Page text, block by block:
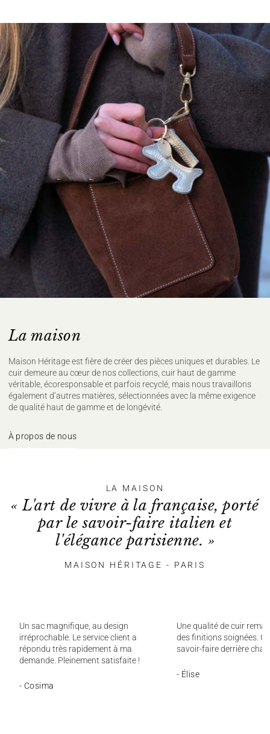
Maison Héritage s'engage…
Nos pièces sont certifiées:
OEKO-TEX, premier label textile garantissant l'absence de substance
nocive ou irritante pour la peau.
GOTS, garantissant:
Un textile biologique réunissant des modes de confection durables
Le respect de l'environnement et des conditions de travail
La préservation des ressources et matières premières pour produire
les textiles
L'intervention d'organismes dédiés contrôlant le bon respect des
règles du label
, garantissant:
La protection des animaux, la préservation de l’environnement et la
nature et l’amélioration des conditions de travail des personnes qui
travaillent avec les troupeaux.
100% CASHMERE
Lavage à la main à froid
Ne pas javelliser
Ne pas sécher en tambour
Repassage à température faible, max
Pour plus de conseils d'entretien rendez vous
La maison
Maison Héritage est fière de créer des pièces uniques et durables. Le
cuir demeure au cœur de nos collections, cuir haut de gamme
véritable, écoresponsable et parfois recyclé, mais nous travaillons
également d’autres matières, sélectionnées avec la même exigence
de qualité haut de gamme et de longévité.
À propos de nous
LA MAISON
« L'art de vivre à la française, porté
par le savoir-faire italien et
l'élégance parisienne. »
MAISON HÉRITAGE - PARIS
Un sac magnifique, au design
irréprochable. Le service client a
répondu très rapidement à ma
demande. Pleinement satisfaite !
- Cosima
Une qualité de cuir
des finitions soignées.
savoir-faire derrière
- Élise